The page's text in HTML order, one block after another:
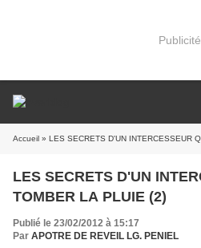
Publicité
Accueil » LES SECRETS D'UN INTERCESSEUR
LES SECRETS D'UN
TOMBER LA PLUIE (2)
Publié le 23/02/2012 à 15:17
Par APOTRE DE REVEIL LG. PENIEL